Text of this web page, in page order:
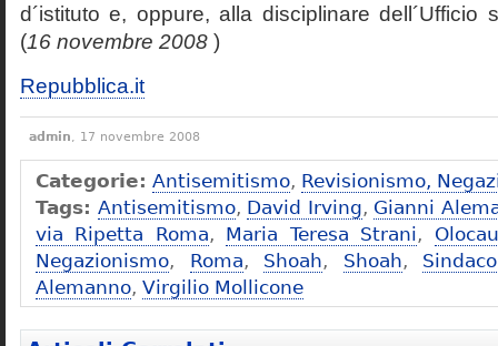
d´istituto e, oppure, alla disciplinare dell´Ufficio
(16 novembre 2008 )
Repubblica.it
admin, 17 novembre 2008
Categorie: Antisemitismo, Revisionismo,
Tags: Antisemitismo, David Irving, Gianni
via Ripetta Roma, Maria Teresa Strani,
Negazionismo, Roma, Shoah, Shoah,
Alemanno, Virgilio Mollicone